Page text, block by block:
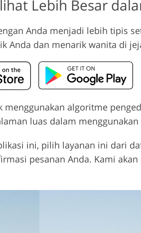
Lebih Besar
Anda menjadi lebih tipis
Anda dan menarik wanita di
algoritme
luas dalam
ini, pilih layanan ini dari
pesanan Anda. Kami